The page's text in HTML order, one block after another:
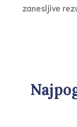
zanesljive